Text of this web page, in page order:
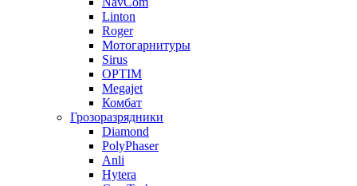
Linton
Roger
Мотогарнитуры
Sirus
OPTIM
Megajet
Комбат
Грозоразрядники
Diamond
PolyPhaser
Anli
Hytera